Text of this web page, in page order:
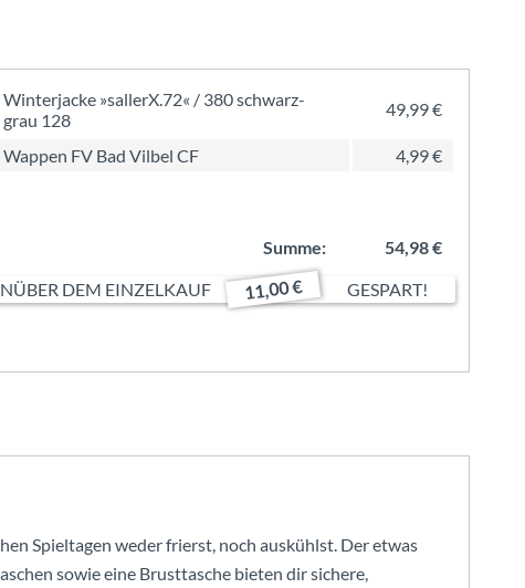
Winterjacke »sallerX.72« / 380 schwarz-
grau 128
49,99 €
Wappen FV Bad Vilbel CF 4,99 €
Summe:
54,98 €
DEM EINZELKAUF
11,00 € GESPART!
Spieltagen weder frierst, noch auskühlst. Der etwas
sowie eine Brusttasche bieten dir sichere,